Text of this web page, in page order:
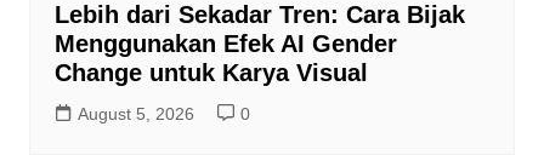
Lebih dari Sekadar Tren: Cara Bijak
Menggunakan Efek AI Gender
Change untuk Karya Visual
August 5, 2026 0